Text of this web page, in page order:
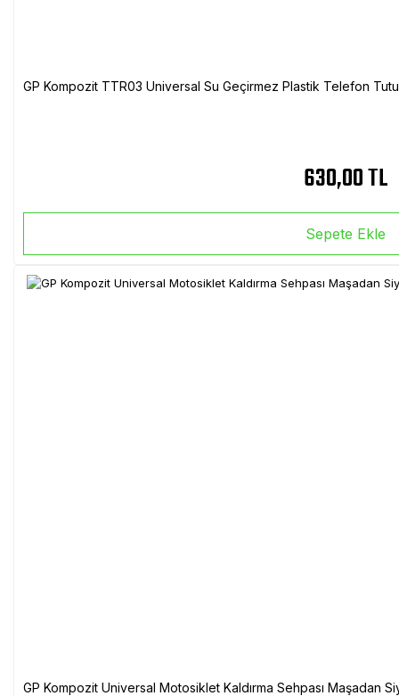
GP Kompozit TTR03 Universal Su Geçirmez Plastik Telefon
630,00 TL
Sepete Ekle
GP Kompozit Universal Motosiklet Kaldırma Sehpası Maşadan